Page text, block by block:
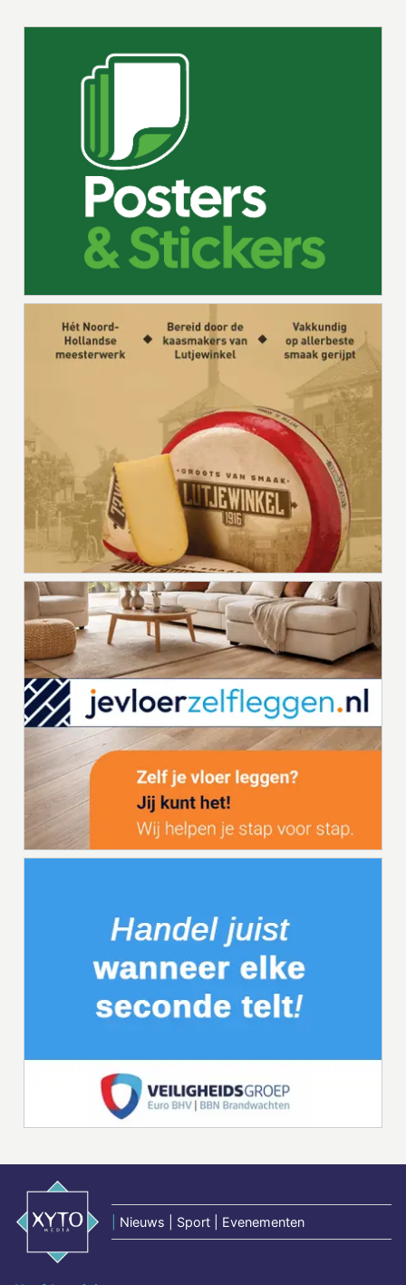
Nieuws | Sport | Evenementen